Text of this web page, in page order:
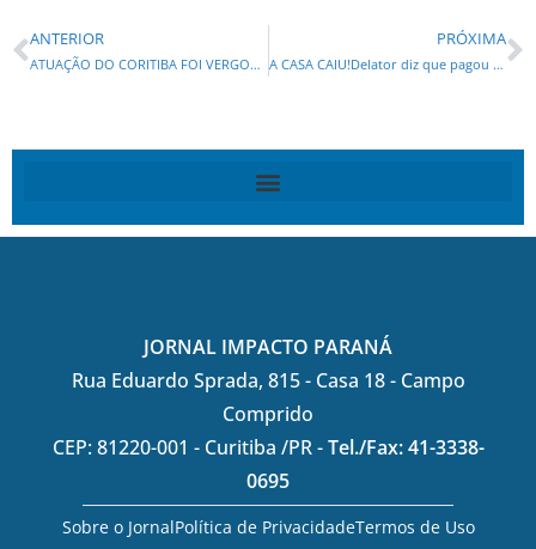
ANTERIOR
ATUAÇÃO DO CORITIBA FOI VERGONHOSA!
PRÓXIMA
A CASA CAIU!Delator diz que pagou R$ 1 milhão a Gleisi
JORNAL IMPACTO PARANÁ
Rua Eduardo Sprada, 815 - Casa 18 - Campo
Comprido
CEP: 81220-001 - Curitiba /PR -Tel./Fax: 41-3338-
0695
Sobre o JornalPolítica de PrivacidadeTermos de Uso